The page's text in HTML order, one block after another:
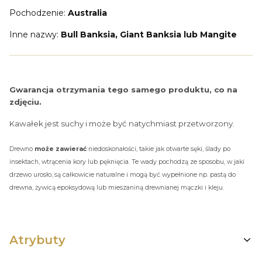
Pochodzenie: Australia
Inne nazwy: Bull Banksia, Giant Banksia lub Mangite
Gwarancja otrzymania tego samego produktu, co na
zdjęciu.
Kawałek jest suchy i może być natychmiast przetworzony.
Drewno może zawierać niedoskonałości, takie jak otwarte sęki, ślady po
insektach, wtrącenia kory lub pęknięcia. Te wady pochodzą ze sposobu, w jaki
drzewo urosło, są całkowicie naturalne i mogą być wypełnione np. pastą do
drewna, żywicą epoksydową lub mieszaniną drewnianej mączki i kleju.
Atrybuty